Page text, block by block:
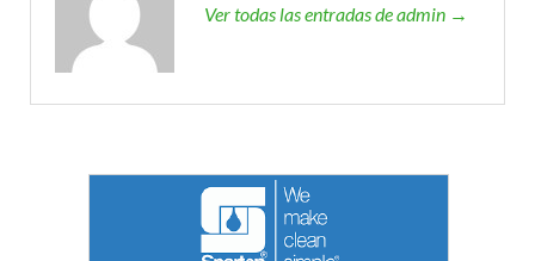
Ver todas las entradas de admin →